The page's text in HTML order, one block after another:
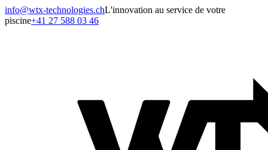
info@wtx-technologies.chL'innovation au service de votre
piscine+41 27 588 03 46